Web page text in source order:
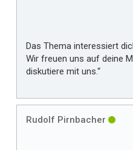
Das Thema interessiert
Wir freuen uns auf deine
diskutiere mit uns.“
Rudolf Pirnbacher